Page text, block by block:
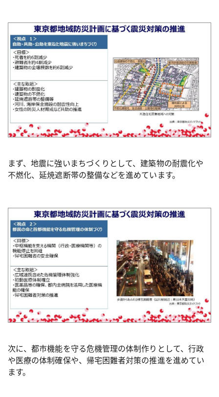
まず、地震に強いまちづくりとして、建築物の耐震化や
不燃化、延焼遮断帯の整備などを進めています。
次に、都市機能を守る危機管理の体制作りとして、行政
や医療の体制確保や、帰宅困難者対策の推進を進めてい
ます。